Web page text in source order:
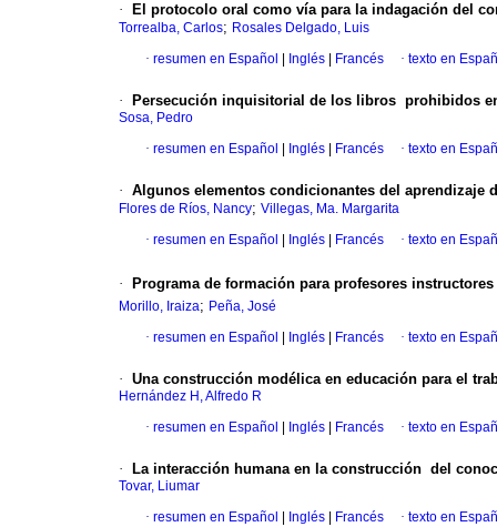
· El protocolo oral como vía para la indagación del
Torrealba, Carlos; Rosales Delgado, Luis
· resumen en Español Inglés Francés · texto en
· Persecución inquisitorial de los libros prohibidos
Sosa, Pedro
· resumen en Español Inglés Francés · texto en
· Algunos elementos condicionantes del
Flores de Ríos, Nancy; Villegas, Ma. Margarita
· resumen en Español Inglés Francés · texto en
· Programa de formación para profesores
Morillo, Iraiza; Peña, José
· resumen en Español Inglés Francés · texto en
· Una construcción modélica en educación para el
Hernández H, Alfredo R
· resumen en Español Inglés Francés · texto en
· La interacción humana en la construcción del
Tovar, Liumar
· resumen en Español Inglés Francés · texto en